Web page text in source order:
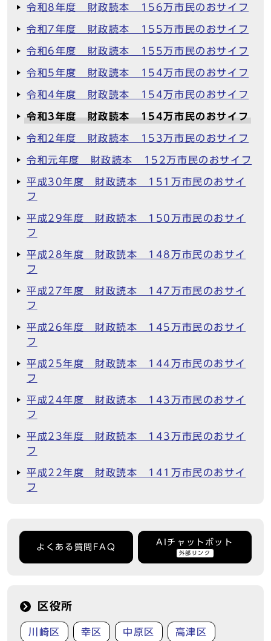
令和8年度 財政読本 156万市民のおサイフ
令和7年度 財政読本 155万市民のおサイフ
令和6年度 財政読本 155万市民のおサイフ
令和5年度 財政読本 154万市民のおサイフ
令和4年度 財政読本 154万市民のおサイフ
令和3年度 財政読本 154万市民のおサイフ
令和2年度 財政読本 153万市民のおサイフ
令和元年度 財政読本 152万市民のおサイフ
平成30年度 財政読本 151万市民のおサイ
フ
平成29年度 財政読本 150万市民のおサイ
フ
平成28年度 財政読本 148万市民のおサイ
フ
平成27年度 財政読本 147万市民のおサイ
フ
平成26年度 財政読本 145万市民のおサイ
フ
平成25年度 財政読本 144万市民のおサイ
フ
平成24年度 財政読本 143万市民のおサイ
フ
平成23年度 財政読本 143万市民のおサイ
フ
平成22年度 財政読本 141万市民のおサイ
フ
よくある質問FAQ
AIチャットボット
外部リンク
区役所
川崎区 幸区 中原区 高津区